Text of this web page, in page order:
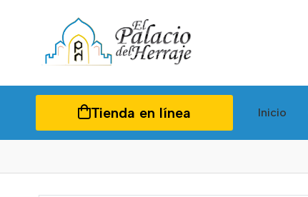
Tienda en línea Inicio